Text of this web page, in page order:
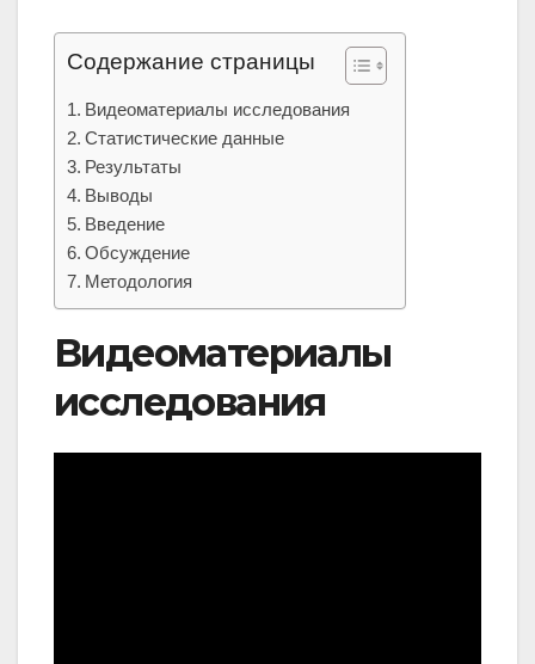
Содержание страницы
Видеоматериалы исследования
Статистические данные
Результаты
Выводы
Введение
Обсуждение
Методология
Видеоматериалы
исследования